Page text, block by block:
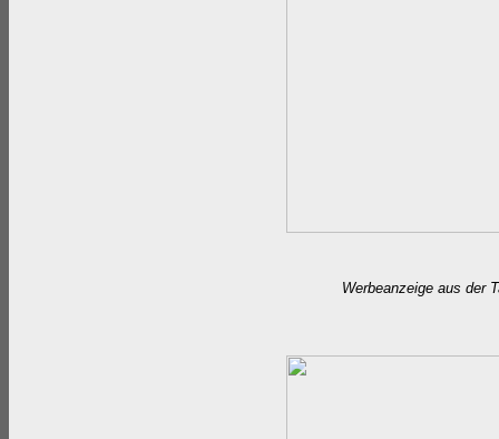
Werbeanzeige aus der